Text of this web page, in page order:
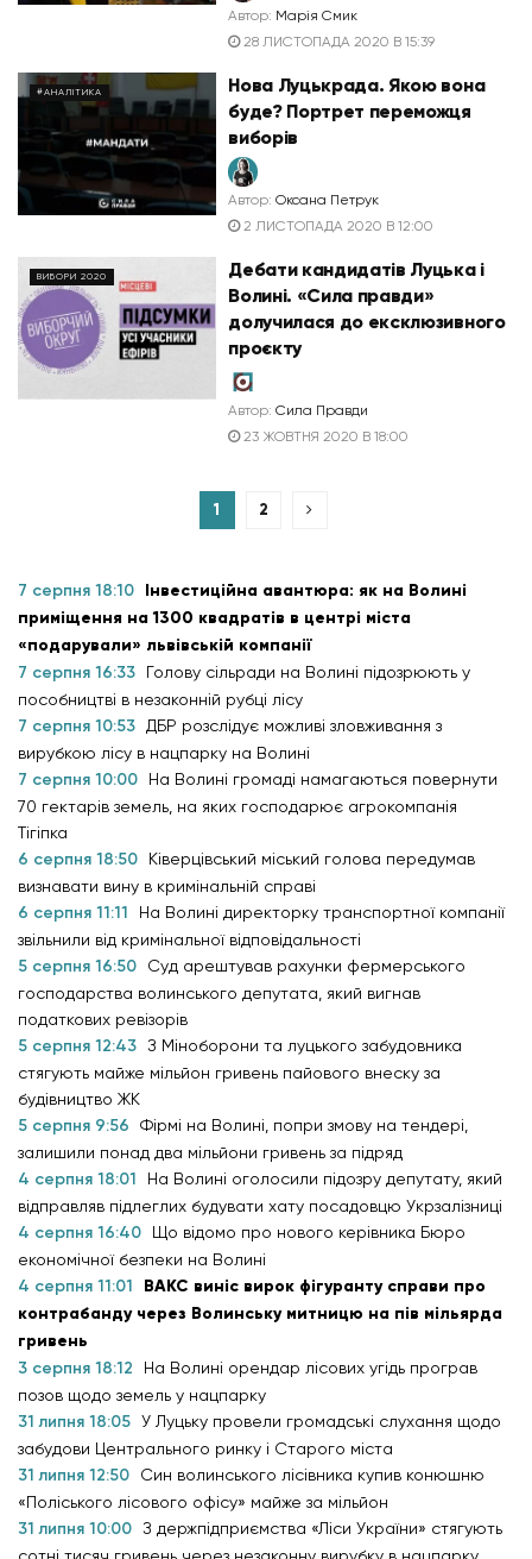
Автор: Марія Смик
28 ЛИСТОПАДА 2020 В 15:39
#АНАЛІТИКА
Нова Луцькрада. Якою вона
буде? Портрет переможця
виборів
Автор: Оксана Петрук
2 ЛИСТОПАДА 2020 В 12:00
ВИБОРИ 2020
Дебати кандидатів Луцька і
Волині. «Сила правди»
долучилася до ексклюзивного
проєкту
Автор: Сила Правди
23 ЖОВТНЯ 2020 В 18:00
1 2
7 серпня 18:10 Інвестиційна авантюра: як на Волині
приміщення на 1300 квадратів в центрі міста
«подарували» львівській компанії
7 серпня 16:33
Голову сільради на Волині підозрюють у
пособництві в незаконній рубці лісу
7 серпня 10:53
ДБР розслідує можливі зловживання з
вирубкою лісу в нацпарку на Волині
7 серпня 10:00
На Волині громаді намагаються повернути
70 гектарів земель, на яких господарює агрокомпанія
Тігіпка
6 серпня 18:50
Ківерцівський міський голова передумав
визнавати вину в кримінальній справі
6 серпня 11:11
На Волині директорку транспортної компанії
звільнили від кримінальної відповідальності
5 серпня 16:50
Суд арештував рахунки фермерського
господарства волинського депутата, який вигнав
податкових ревізорів
5 серпня 12:43 З Міноборони та луцького забудовника
стягують майже мільйон гривень пайового внеску за
будівництво ЖК
5 серпня 9:56
Фірмі на Волині, попри змову на тендері,
залишили понад два мільйони гривень за підряд
4 серпня 18:01
На Волині оголосили підозру депутату, який
відправляв підлеглих будувати хату посадовцю Укрзалізниці
4 серпня 16:40
Що відомо про нового керівника Бюро
економічної безпеки на Волині
4 серпня 11:01
ВАКС виніс вирок фігуранту справи про
контрабанду через Волинську митницю на пів мільярда
гривень
3 серпня 18:12
На Волині орендар лісових угідь програв
позов щодо земель у нацпарку
31 липня 18:05 У Луцьку провели громадські слухання щодо
забудови Центрального ринку і Старого міста
31 липня 12:50
Син волинського лісівника купив конюшню
«Поліського лісового офісу» майже за мільйон
31 липня 10:00 З держпідприємства «Ліси України» стягують